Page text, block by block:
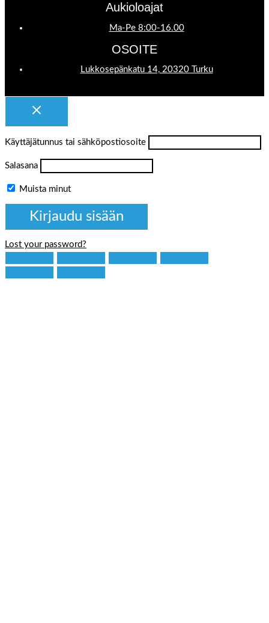
Aukioloajat
Ma-Pe 8:00-16.00
OSOITE
Lukkosepänkatu 14, 20320 Turku
Käyttäjätunnus tai sähköpostiosoite
Salasana
Muista minut
Lost your password?